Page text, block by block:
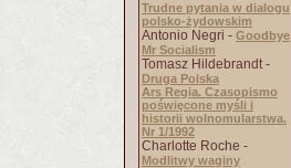
Trudne pytania w dialogu
polsko-żydowskim
Antonio Negri - Goodbye
Mr Socialism
Tomasz Hildebrandt -
Druga Polska
Ars Regia. Czasopismo
poświęcone myśli i
historii wolnomularstwa.
Nr 1/1992
Charlotte Roche -
Modlitwy waginy